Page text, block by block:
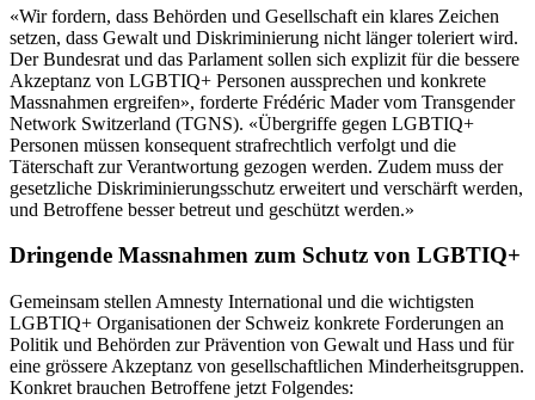
«Wir fordern, dass Behörden und Gesellschaft ein klares Zeichen
setzen, dass Gewalt und Diskriminierung nicht länger toleriert wird.
Der Bundesrat und das Parlament sollen sich explizit für die bessere
Akzeptanz von LGBTIQ+ Personen aussprechen und konkrete
Massnahmen ergreifen», forderte Frédéric Mader vom Transgender
Network Switzerland (TGNS). «Übergriffe gegen LGBTIQ+
Personen müssen konsequent strafrechtlich verfolgt und die
Täterschaft zur Verantwortung gezogen werden. Zudem muss der
gesetzliche Diskriminierungsschutz erweitert und verschärft werden,
und Betroffene besser betreut und geschützt werden.»
Dringende Massnahmen zum Schutz von LGBTIQ+
Gemeinsam stellen Amnesty International und die wichtigsten
LGBTIQ+ Organisationen der Schweiz konkrete Forderungen an
Politik und Behörden zur Prävention von Gewalt und Hass und für
eine grössere Akzeptanz von gesellschaftlichen Minderheitsgruppen.
Konkret brauchen Betroffene jetzt Folgendes: